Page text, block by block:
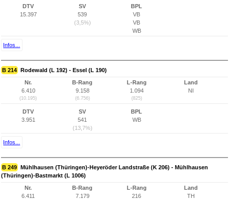
DTV
15.397
SV
539
(3,5%)
BPL
VB
VB
WB
Infos...
B 214 Rodewald (L 192) - Essel (L 190)
Nr.
6.410
(10.195)
B-Rang
9.158
(6.756)
L-Rang
1.094
(825)
Land
NI
DTV
3.951
SV
541
(13,7%)
BPL
WB
Infos...
B 249 Mühlhausen (Thüringen)-Heyeröder Landstraße (K 206) - Mühlhausen
(Thüringen)-Bastmarkt (L 1006)
Nr.
6.411
B-Rang
7.179
L-Rang
216
Land
TH